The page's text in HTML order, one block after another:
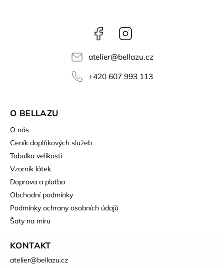
Facebook
atelier@bellazu.cz
+420 607 993 113
O BELLAZU
O nás
Ceník doplňkových služeb
Tabulka velikostí
Vzorník látek
Doprava a platba
Obchodní podmínky
Podmínky ochrany osobních údajů
Šaty na míru
KONTAKT
atelier@bellazu.cz